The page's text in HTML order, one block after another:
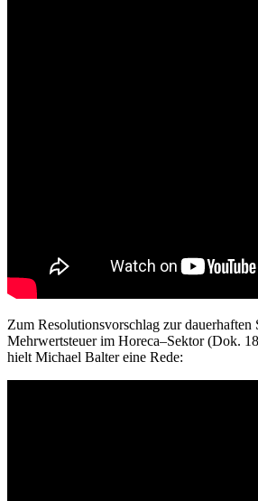
Zum Resolutionsvorschlag zur dauerhaften
Mehrwertsteuer im Horeca–Sektor(Dok.
hielt Michael Balter eine Rede: